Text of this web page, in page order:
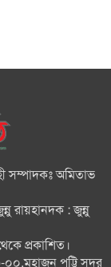
দিবস
সম্পাদকঃ অমিতাভ
রায়হানদক : জুন্নু
প্রকাশিত।
০০,মহাজন পট্টি সদর